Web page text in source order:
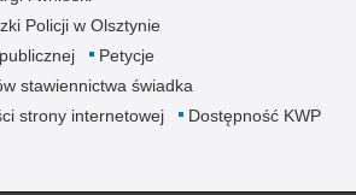
Policji w Olsztynie
Petycje
stawiennictwa świadka
strony internetowej
Dostępność KWP